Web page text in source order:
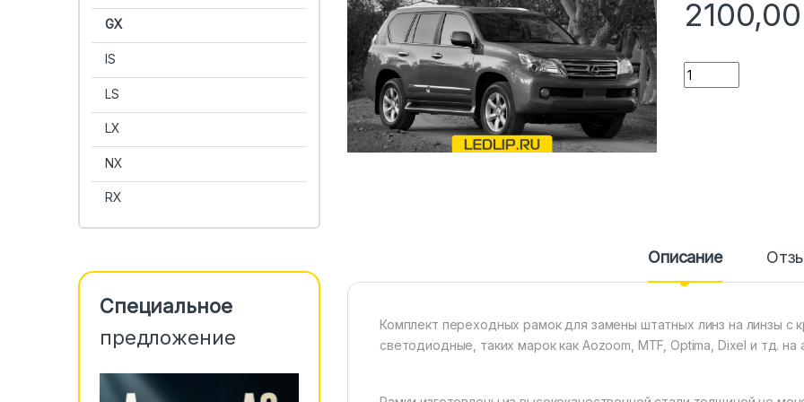
Количество
Описание
Комплект переходных рамок для замены штатных линз на линзы с
светодиодные, таких марок как Aozoom, MTF, Optima, Dixel и тд.
GX
IS
LS
LX
NX
RX
Специальное
предложение